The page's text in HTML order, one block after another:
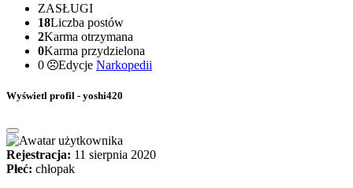
ZASŁUGI
18Liczba postów
2Karma otrzymana
0Karma przydzielona
0
Edycje Narkopedii
Wyświetl profil - yoshi420
Rejestracja: 11 sierpnia 2020
Płeć: chłopak